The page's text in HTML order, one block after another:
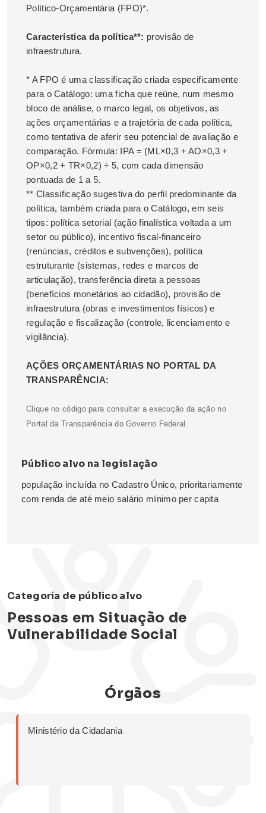
Político-Orçamentária (FPO)*.
Característica da política**: provisão de
infraestrutura.
* A FPO é uma classificação criada especificamente
para o Catálogo: uma ficha que reúne, num mesmo
bloco de análise, o marco legal, os objetivos, as
ações orçamentárias e a trajetória de cada política,
como tentativa de aferir seu potencial de avaliação e
comparação. Fórmula: IPA = (ML×0,3 + AO×0,3 +
OP×0,2 + TR×0,2) ÷ 5, com cada dimensão
pontuada de 1 a 5.
** Classificação sugestiva do perfil predominante da
política, também criada para o Catálogo, em seis
tipos: política setorial (ação finalística voltada a um
setor ou público), incentivo fiscal-financeiro
(renúncias, créditos e subvenções), política
estruturante (sistemas, redes e marcos de
articulação), transferência direta a pessoas
(benefícios monetários ao cidadão), provisão de
infraestrutura (obras e investimentos físicos) e
regulação e fiscalização (controle, licenciamento e
vigilância).
AÇÕES ORÇAMENTÁRIAS NO PORTAL DA
TRANSPARÊNCIA:
Clique no código para consultar a execução da ação no
Portal da Transparência do Governo Federal.
Público alvo na legislação
população incluída no Cadastro Único, prioritariamente
com renda de até meio salário mínimo per capita
Categoria de público alvo
Pessoas em Situação de
Vulnerabilidade Social
Órgãos
Ministério da Cidadania